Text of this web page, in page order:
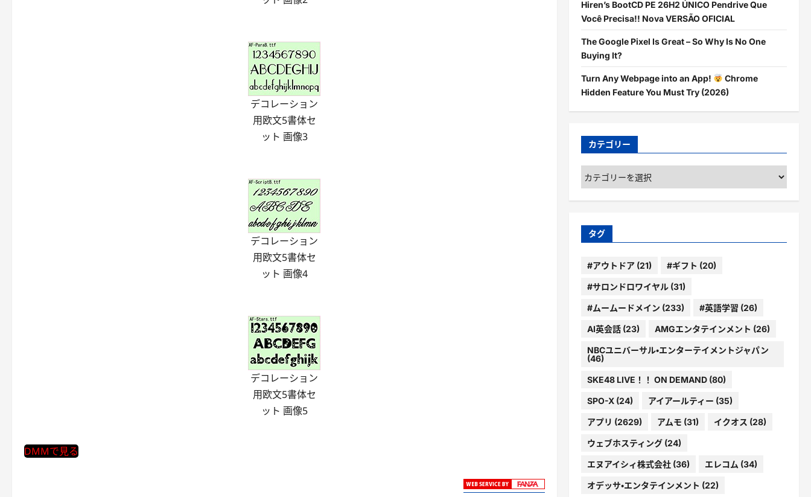
デコレーション
用欧文5書体セ
ット 画像3
デコレーション
用欧文5書体セ
ット 画像4
デコレーション
用欧文5書体セ
ット 画像5
DMMで見る
Hiren’s BootCD PE 26H2 ÚNICO Pendrive Que
Você Precisa!! Nova VERSÃO OFICIAL
The Google Pixel Is Great – So Why Is No One
Buying It?
Turn Any Webpage into an App!
Chrome
Hidden Feature You Must Try (2026)
カテゴリー
カ
テ
ゴ
ー
タグ
#アウトドア(21) #ギフト (20)
#サロンドロワイヤル(31)
#ムームードメイン (233) #英語学習 (26)
AI英会話(23) AMGエンタテインメント (26)
NBCユニバーサル・エンターテイメントジャパン
(46)
SKE48 LIVE！！ ON DEMAND(80)
SPO-X(24) アイアールティー (35)
アプリ (2629) アムモ (31) イクオス (28)
ウェブホスティング(24)
エヌアイシィ株式会社(36) エレコム (34)
オデッサ・エンタテインメント (22)